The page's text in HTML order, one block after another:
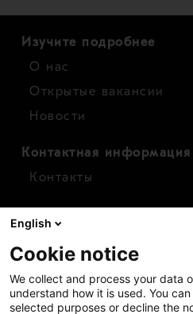
Изучите подробнее
О нас
Открытые вакансии
Новости
Контактная информация
Контакты
Финансовые показатели
Акции
English
Cookie notice
We collect and process your data
understand how it is used. You
selected purposes or decline the